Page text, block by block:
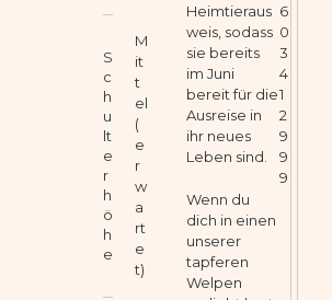
Heimtieraus
weis, sodass
sie bereits
im Juni
bereit für die
Ausreise in
ihr neues
Leben sind.
Wenn du
dich in einen
unserer
tapferen
Welpen
6
0
3
4
1
2
9
9
9
S
c
h
u
lt
e
r
h
ö
h
e
M
it
t
el
(
e
r
w
a
rt
e
t)